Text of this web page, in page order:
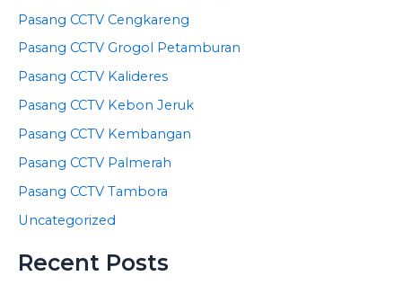
Pasang CCTV Cengkareng
Pasang CCTV Grogol Petamburan
Pasang CCTV Kalideres
Pasang CCTV Kebon Jeruk
Pasang CCTV Kembangan
Pasang CCTV Palmerah
Pasang CCTV Tambora
Uncategorized
Recent Posts